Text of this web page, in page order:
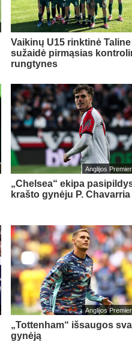
Vaikinų U15 rinktinė Taline
sužaidė pirmąsias
rungtynes
Anglijos
„Chelsea“ ekipa
krašto gynėju P. Chavarria
Anglijos
„Tottenham“ išsaugos
gynėją